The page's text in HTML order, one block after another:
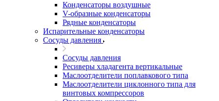
Конденсаторы воздушные
V-образные конденсаторы
Рядные конденсаторы
Испарительные конденсаторы
Сосуды давления
Сосуды давления
Ресиверы хладагента вертикальные
Маслоотделители поплавкового типа
Маслоотделители циклонного типа для
винтовых компрессоров